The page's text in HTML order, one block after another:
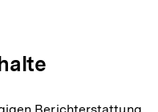
Berichterstattung